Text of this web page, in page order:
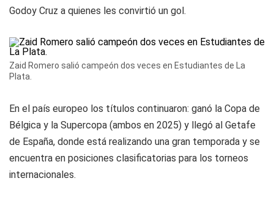
Godoy Cruz a quienes les convirtió un gol.
Zaid Romero salió campeón dos veces en Estudiantes de La
Plata.
En el país europeo los títulos continuaron: ganó la Copa de
Bélgica y la Supercopa (ambos en 2025) y llegó al Getafe
de España, donde está realizando una gran temporada y se
encuentra en posiciones clasificatorias para los torneos
internacionales.